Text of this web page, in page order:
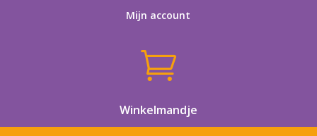
Mijn account

Winkelmandje